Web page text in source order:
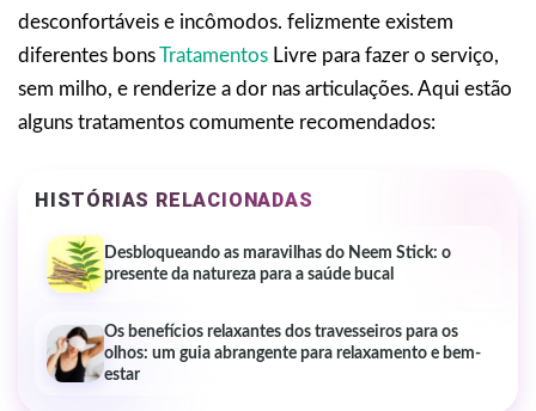
desconfortáveis e incômodos. felizmente existem
diferentes bonsTratamentos Livre para fazer o serviço,
sem milho, e renderize a dor nas articulações. Aqui estão
alguns tratamentos comumente recomendados:
HISTÓRIAS RELACIONADAS
Desbloqueando as maravilhas do Neem Stick: o
presente da natureza para a saúde bucal
Os benefícios relaxantes dos travesseiros para os
olhos: um guia abrangente para relaxamento e bem-
estar